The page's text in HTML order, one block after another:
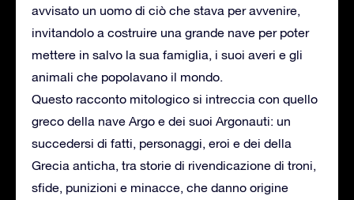
avvisato un uomo di ciò che stava per avvenire,
invitandolo a costruire una grande nave per poter
mettere in salvo la sua famiglia, i suoi averi e gli
animali che popolavano il mondo.
Questo racconto mitologico si intreccia con quello
greco della nave Argo e dei suoi Argonauti: un
succedersi di fatti, personaggi, eroi e dei della
Grecia anticha, tra storie di rivendicazione di troni,
sfide, punizioni e minacce, che danno origine